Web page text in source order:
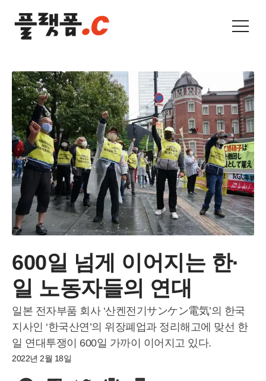
600일 넘게 이어지는 한·
일 노동자들의 연대
일본 전자부품 회사 ‘산켄전기サンケン電気’의 한국
지사인 ‘한국산연’의 위장폐업과 정리해고에 맞선 한
일 연대투쟁이 600일 가까이 이어지고 있다.
2022년 2월 18일